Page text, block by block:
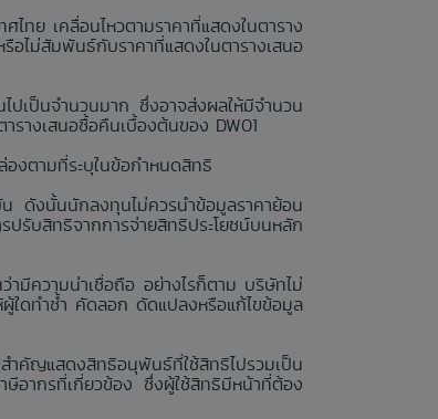
ไทย เคลื่อนไหวตามราคาที่แสดงในตาราง
อไม่สัมพันธ์กับราคาที่แสดงในตารางเสนอ
ปเป็นจำนวนมาก ซึ่งอาจส่งผลให้มีจำนวน
รางเสนอซื้อคืนเบื้องต้นของ DW01
งตามที่ระบุในข้อกำหนดสิทธิ
ดังนั้นนักลงทุนไม่ควรนำข้อมูลราคาย้อน
รับสิทธิจากการจ่ายสิทธิประโยชน์บนหลัก
ามีความน่าเชื่อถือ อย่างไรก็ตาม บริษัทไม่
ใดทำซ้ำ คัดลอก ดัดแปลงหรือแก้ไขข้อมูล
ำคัญแสดงสิทธิอนุพันธ์ที่ใช้สิทธิไปรวมเป็น
ษีอากรที่เกี่ยวข้อง ซึ่งผู้ใช้สิทธิมีหน้าที่ต้อง